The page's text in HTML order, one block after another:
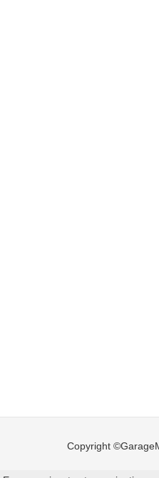
Copyright
Mentions légales